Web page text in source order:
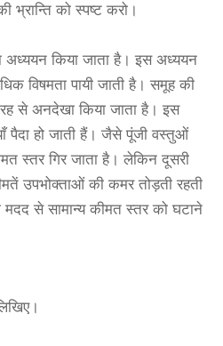
भ्रान्ति को स्पष्ट करो।
अध्ययन किया जाता है। इस अध्ययन
विषमता पायी जाती है। समूह की
से अनदेखा किया जाता है। इस
पैदा हो जाती हैं। जैसे पूंजी वस्तुओं
स्तर गिर जाता है। लेकिन दूसरी
उपभोक्ताओं की कमर तोड़ती रहती
से सामान्य कीमत स्तर को घटाने